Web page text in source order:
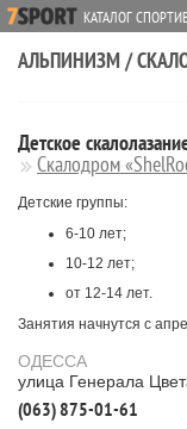
КАТАЛОГ
АЛЬПИНИЗМ /
Детское
Скалодром
Детские группы:
6-10 лет;
10-12 лет;
от 12-14 лет.
Занятия начнутся с
ОДЕССА
улица Генерала
(063) 875-01-61